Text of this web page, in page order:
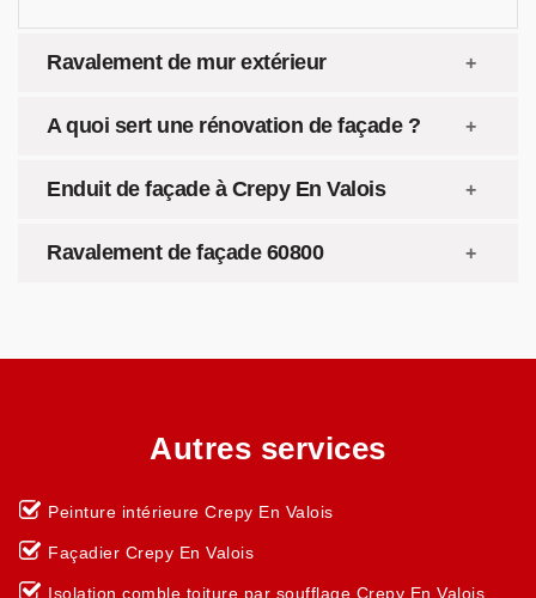
Ravalement de mur extérieur
A quoi sert une rénovation de façade ?
Enduit de façade à Crepy En Valois
Ravalement de façade 60800
Autres services
Peinture intérieure Crepy En Valois
Façadier Crepy En Valois
Isolation comble toiture par soufflage Crepy En Valois